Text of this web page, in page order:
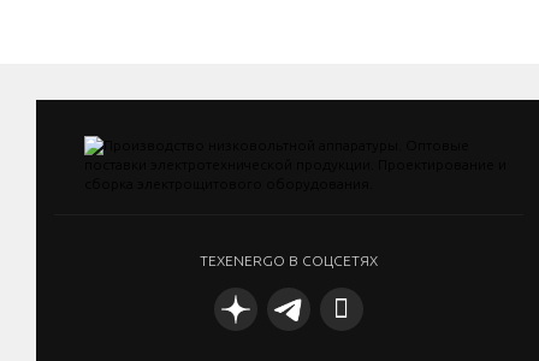
TEXENERGO В СОЦСЕТЯХ